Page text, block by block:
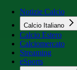
Notizie Calcio
Calcio Italiano
Calcio Estero
Calciomercato
Streaming
eSports